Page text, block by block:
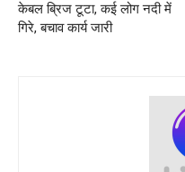
केबल ब्रिज टूटा, कई लोग नदी में
गिरे, बचाव कार्य जारी